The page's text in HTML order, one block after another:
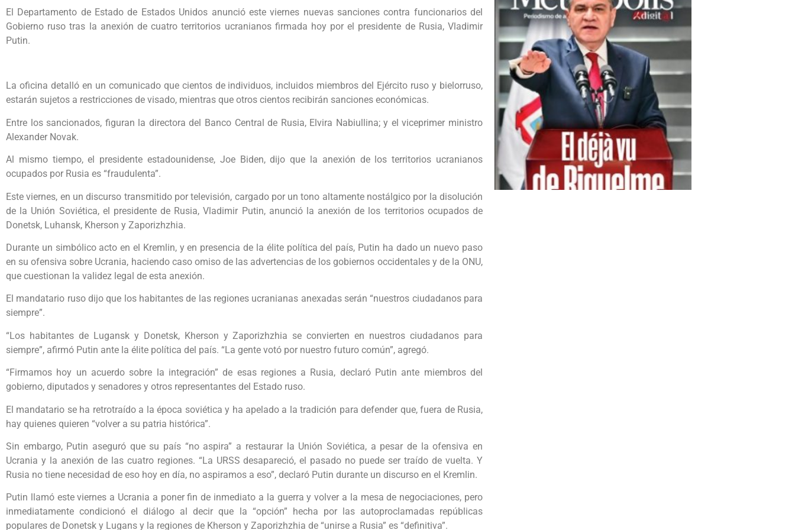
El Departamento de Estado de Estados Unidos anunció este viernes nuevas sanciones contra funcionarios del
Gobierno ruso tras la anexión de cuatro territorios ucranianos firmada hoy por el presidente de Rusia, Vladimir
Putin.
La oficina detalló en un comunicado que cientos de individuos, incluidos miembros del Ejército ruso y bielorruso,
estarán sujetos a restricciones de visado, mientras que otros cientos recibirán sanciones económicas.
Entre los sancionados, figuran la directora del Banco Central de Rusia, Elvira Nabiullina; y el viceprimer ministro
Alexander Novak.
Al mismo tiempo, el presidente estadounidense, Joe Biden, dijo que la anexión de los territorios ucranianos
ocupados por Rusia es “fraudulenta”.
Este viernes, en un discurso transmitido por televisión, cargado por un tono altamente nostálgico por la disolución
de la Unión Soviética, el presidente de Rusia, Vladimir Putin, anunció la anexión de los territorios ocupados de
Donetsk, Luhansk, Kherson y Zaporizhzhia.
Durante un simbólico acto en el Kremlin, y en presencia de la élite política del país, Putin ha dado un nuevo paso
en su ofensiva sobre Ucrania, haciendo caso omiso de las advertencias de los gobiernos occidentales y de la ONU,
que cuestionan la validez legal de esta anexión.
El mandatario ruso dijo que los habitantes de las regiones ucranianas anexadas serán “nuestros ciudadanos para
siempre”.
“Los habitantes de Lugansk y Donetsk, Kherson y Zaporizhzhia se convierten en nuestros ciudadanos para
siempre”, afirmó Putin ante la élite política del país. “La gente votó por nuestro futuro común”, agregó.
“Firmamos hoy un acuerdo sobre la integración” de esas regiones a Rusia, declaró Putin ante miembros del
gobierno, diputados y senadores y otros representantes del Estado ruso.
El mandatario se ha retrotraído a la época soviética y ha apelado a la tradición para defender que, fuera de Rusia,
hay quienes quieren “volver a su patria histórica”.
Sin embargo, Putin aseguró que su país “no aspira” a restaurar la Unión Soviética, a pesar de la ofensiva en
Ucrania y la anexión de las cuatro regiones. “La URSS desapareció, el pasado no puede ser traído de vuelta. Y
Rusia no tiene necesidad de eso hoy en día, no aspiramos a eso”, declaró Putin durante un discurso en el Kremlin.
Putin llamó este viernes a Ucrania a poner fin de inmediato a la guerra y volver a la mesa de negociaciones, pero
inmediatamente condicionó el diálogo al decir que la “opción” hecha por las autoproclamadas repúblicas
populares de Donetsk y Lugans y la regiones de Kherson y Zaporizhzhia de “unirse a Rusia” es “definitiva”.